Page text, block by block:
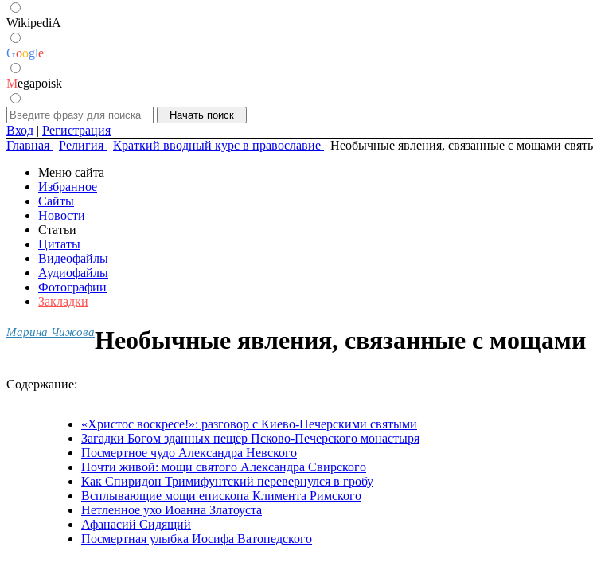
WikipediA
Google
Megapoisk
Вход | Регистрация
Главная
Религия Краткий вводный курс в православие
Необычные явления, связанные с мощами
Меню сайта
Избранное
Сайты
Новости
Статьи
Цитаты
Видеофайлы
Аудиофайлы
Фотографии
Закладки
Марина ЧижоваНеобычные явления, связанные с мощами
Содержание:
«Христос воскресе!»: разговор с Киево-Печерскими святыми
Загадки Богом зданных пещер Псково-Печерского монастыря
Посмертное чудо Александра Невского
Почти живой: мощи святого Александра Свирского
Как Спиридон Тримифунтский перевернулся в гробу
Всплывающие мощи епископа Климента Римского
Нетленное ухо Иоанна Златоуста
Афанасий Сидящий
Посмертная улыбка Иосифа Ватопедского